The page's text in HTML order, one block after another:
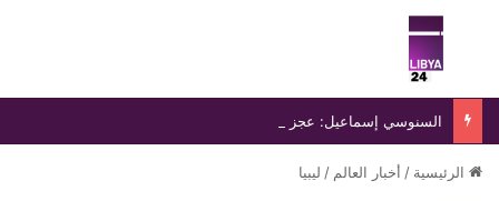
بحث عن
الرئيسية / أخبار العالم / ليبيا